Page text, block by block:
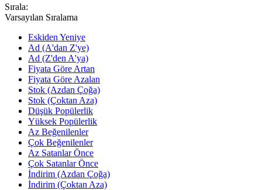
Sırala:
Varsayılan Sıralama
Eskiden Yeniye
Ad (A'dan Z'ye)
Ad (Z'den A'ya)
Fiyata Göre Artan
Fiyata Göre Azalan
Stok (Azdan Çoğa)
Stok (Çoktan Aza)
Düşük Popülerlik
Yüksek Popülerlik
Az Beğenilenler
Çok Beğenilenler
Az Satanlar Önce
Çok Satanlar Önce
İndirim (Azdan Çoğa)
İndirim (Çoktan Aza)